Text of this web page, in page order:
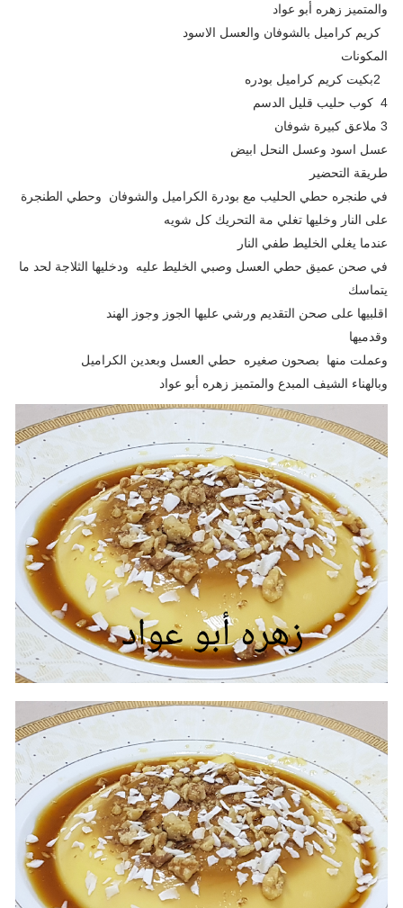
والمتميز زهره أبو عواد
كريم كراميل بالشوفان والعسل الاسود
المكونات
4 كوب حليب قليل الدسم
3 ملاعق كبيرة شوفان
عسل اسود وعسل النحل ابيض
طريقة التحضير
في طنجره حطي الحليب مع بودرة الكراميل والشوفان وحطي الطنجرة
على النار وخليها تغلي مة التحريك كل شويه
عندما يغلي الخليط طفي النار
في صحن عميق حطي العسل وصبي الخليط عليه ودخليها الثلاجة لحد ما
يتماسك
اقلبيها على صحن التقديم ورشي عليها الجوز وجوز الهند
وقدميها
وعملت منها بصحون صغيره حطي العسل وبعدين الكراميل
وبالهناء الشيف المبدع والمتميز زهره أبو عواد